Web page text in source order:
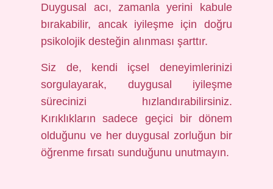
Duygusal acı, zamanla yerini kabule
bırakabilir, ancak iyileşme için doğru
psikolojik desteğin alınması şarttır.
Siz de, kendi içsel deneyimlerinizi
sorgulayarak, duygusal iyileşme
sürecinizi hızlandırabilirsiniz.
Kırıklıkların sadece geçici bir dönem
olduğunu ve her duygusal zorluğun bir
öğrenme fırsatı sunduğunu unutmayın.